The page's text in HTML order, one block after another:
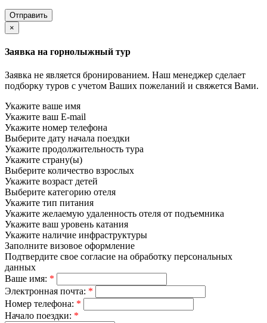
×
Заявка на горнолыжный тур
Заявка не является бронированием. Наш менеджер сделает
подборку туров с учетом Ваших пожеланий и свяжется Вами.
Укажите ваше имя
Укажите ваш E-mail
Укажите номер телефона
Выберите дату начала поездки
Укажите продолжительность тура
Укажите страну(ы)
Выберите количество взрослых
Укажите возраст детей
Выберите категорию отеля
Укажите тип питания
Укажите желаемую удаленность отеля от подъемника
Укажите ваш уровень катания
Укажите наличие инфраструктуры
Заполните визовое оформление
Подтвердите свое согласие на обработку персональных
данных
Ваше имя: *
Электронная почта: *
Номер телефона: *
Начало поездки: *